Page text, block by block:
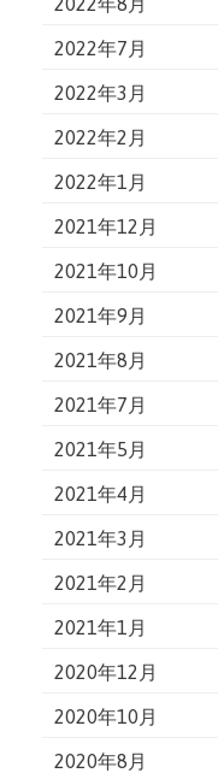
2022年7月
2022年3月
2022年2月
2022年1月
2021年12月
2021年10月
2021年9月
2021年8月
2021年7月
2021年5月
2021年4月
2021年3月
2021年2月
2021年1月
2020年12月
2020年10月
2020年8月